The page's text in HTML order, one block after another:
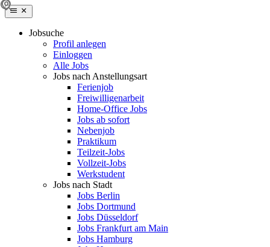
Jobsuche
Profil anlegen
Einloggen
Alle Jobs
Jobs nach Anstellungsart
Ferienjob
Freiwilligenarbeit
Home-Office Jobs
Jobs ab sofort
Nebenjob
Praktikum
Teilzeit-Jobs
Vollzeit-Jobs
Werkstudent
Jobs nach Stadt
Jobs Berlin
Jobs Dortmund
Jobs Düsseldorf
Jobs Frankfurt am Main
Jobs Hamburg